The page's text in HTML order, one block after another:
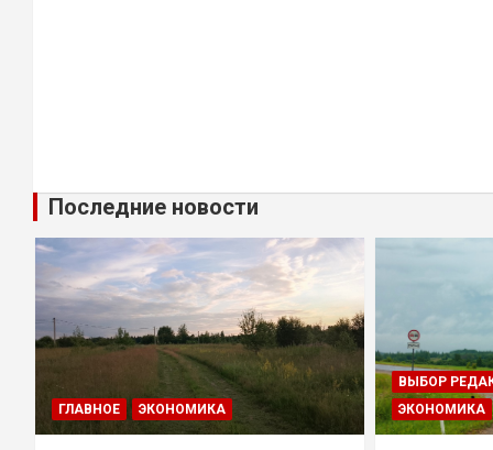
Последние новости
ГЛАВНОЕ ЭКОНОМИКА
ВЫБОР
ЭКОНОМИКА